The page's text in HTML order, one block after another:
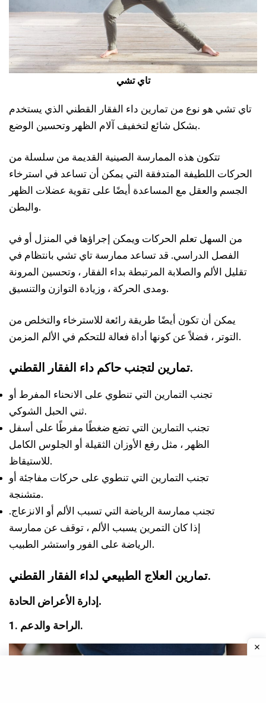
تاي تشي
تاي تشي هو نوع من تمارين داء الفقار القطني الذي يستخدم
بشكل شائع لتخفيف آلام الظهر وتحسين الوضع.
تتكون هذه الممارسة الصينية القديمة من سلسلة من
الحركات اللطيفة المتدفقة التي يمكن أن تساعد في استرخاء
الجسم والعقل مع المساعدة أيضًا على تقوية عضلات الظهر
والبطن.
من السهل تعلم الحركات ويمكن إجراؤها في المنزل أو في
الفصل الدراسي. قد تساعد ممارسة تاي تشي بانتظام في
تقليل الألم والصلابة المرتبطة بداء الفقار ، وتحسين المرونة
ومدى الحركة ، وزيادة التوازن والتنسيق.
يمكن أن تكون أيضًا طريقة رائعة للاسترخاء والتخلص من
التوتر ، فضلاً عن كونها أداة فعالة للتحكم في الألم المزمن.
تمارين لتجنب حاكم داء الفقار القطني.
تجنب التمارين التي تنطوي على الانحناء المفرط أو
ثني الحبل الشوكي.
تجنب التمارين التي تضع ضغطًا مفرطًا على أسفل
الظهر ، مثل رفع الأوزان الثقيلة أو الجلوس الكامل
للاستيقاظ.
تجنب التمارين التي تنطوي على حركات مفاجئة أو
متشنجة.
تجنب ممارسة الرياضة التي تسبب الألم أو الانزعاج.
إذا كان التمرين يسبب الألم ، توقف عن ممارسة
الرياضة على الفور واستشر الطبيب.
تمارين العلاج الطبيعي لداء الفقار القطني.
إدارة الأعراض الحادة.
1. الراحة والدعم.